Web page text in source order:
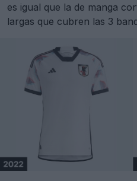
es igual que la de manga
largas que cubren las 3